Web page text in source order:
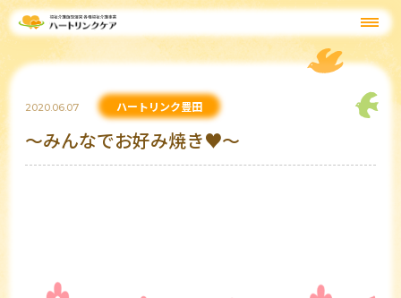
2020.06.07 ハートリンク豊田
～みんなでお好み焼き♥～